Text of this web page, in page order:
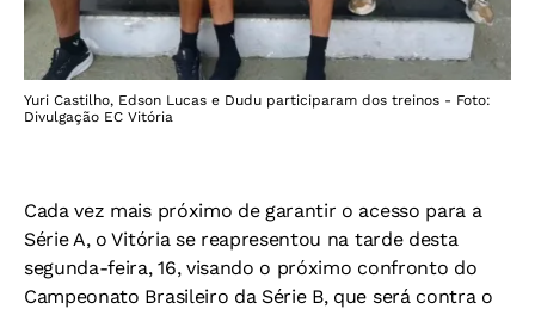
Yuri Castilho, Edson Lucas e Dudu participaram dos treinos - Foto:
Divulgação EC Vitória
Cada vez mais próximo de garantir o acesso para a
Série A, o Vitória se reapresentou na tarde desta
segunda-feira, 16, visando o próximo confronto do
Campeonato Brasileiro da Série B, que será contra o